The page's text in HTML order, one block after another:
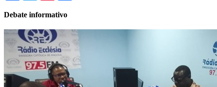
Debate informativo